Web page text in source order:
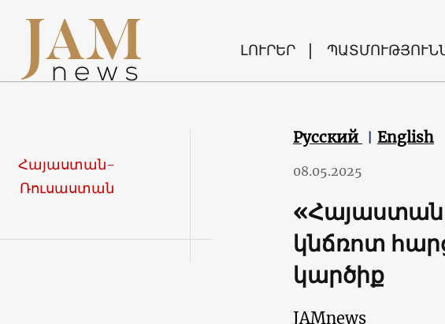
ԼՈՒՐԵՐ
Հայաստան-
Ռուսաստան
Русский English
08.05.2025
կնճռոտ
կարծիք
JAMnews